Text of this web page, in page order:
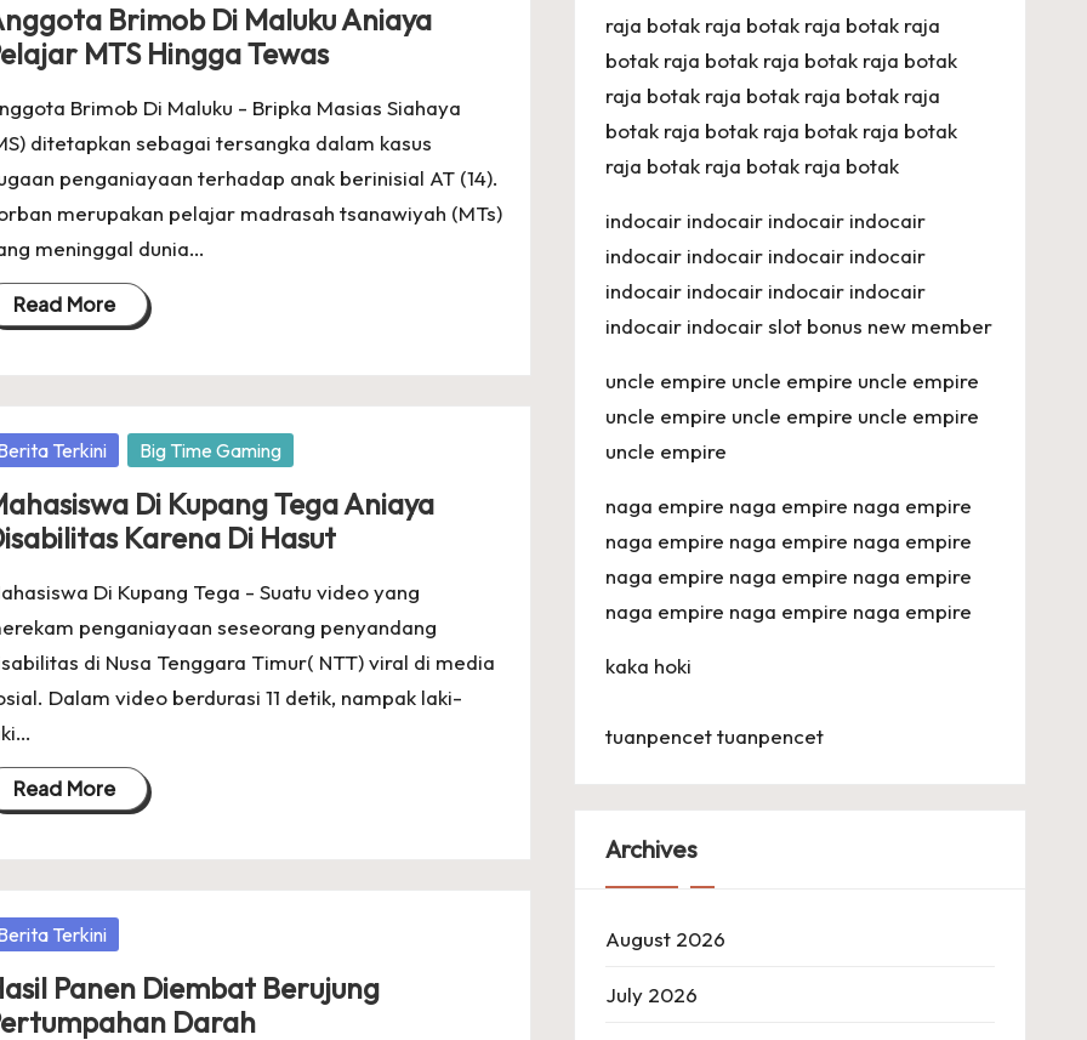
Brimob Di Maluku Aniaya
MTS Hingga Tewas
Brimob Di Maluku - Bripka Masias Siahaya
ditetapkan sebagai tersangka dalam kasus
penganiayaan terhadap anak berinisial AT (14).
merupakan pelajar madrasah tsanawiyah (MTs)
meninggal dunia…
Read More
Terkini Big Time Gaming
Di Kupang Tega Aniaya
Karena Di Hasut
Di Kupang Tega - Suatu video yang
penganiayaan seseorang penyandang
di Nusa Tenggara Timur( NTT) viral di media
Dalam video berdurasi 11 detik, nampak laki-
Read More
Terkini
Panen Diembat Berujung
Darah
raja botak raja botak raja botak raja
botak raja botak raja botak raja botak
raja botak raja botak raja botak raja
botak raja botak raja botak raja botak
raja botak raja botak raja botak
indocair indocair indocair indocair
indocair indocair indocair indocair
indocair indocair indocair indocair
indocair indocair slot bonus new member
uncle empire uncle empire uncle empire
uncle empire uncle empire uncle empire
uncle empire
naga empire naga empire naga empire
naga empire naga empire naga empire
naga empire naga empire naga empire
naga empire naga empire naga empire
kaka hoki
tuanpencet tuanpencet
Archives
August 2026
July 2026